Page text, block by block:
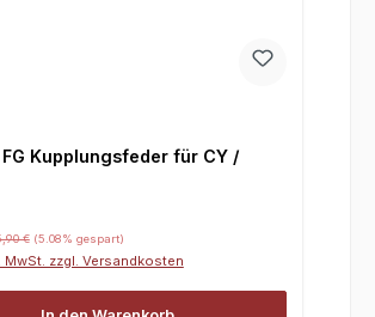
Kupplungsfeder für CY /
€ (5.08% gespart)
MwSt. zzgl. Versandkosten